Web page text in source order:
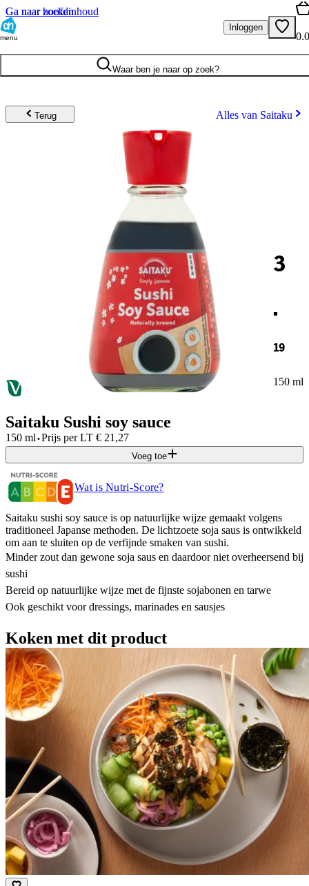
Ga naar hoofdinhoud
Ga naar zoeken
menu
Inloggen
Waar ben je naar op zoek?
Terug Alles van Saitaku
3
.
19
150 ml
Saitaku Sushi soy sauce
150 ml·Prijs per LT € 21,27
Voeg toe
Wat is Nutri-Score?
Saitaku sushi soy sauce is op natuurlijke wijze gemaakt volgens
traditioneel Japanse methoden. De lichtzoete soja saus is ontwikkeld
om aan te sluiten op de verfijnde smaken van sushi.
Minder zout dan gewone soja saus en daardoor niet overheersend bij
sushi
Bereid op natuurlijke wijze met de fijnste sojabonen en tarwe
Ook geschikt voor dressings, marinades en sausjes
Koken met dit product